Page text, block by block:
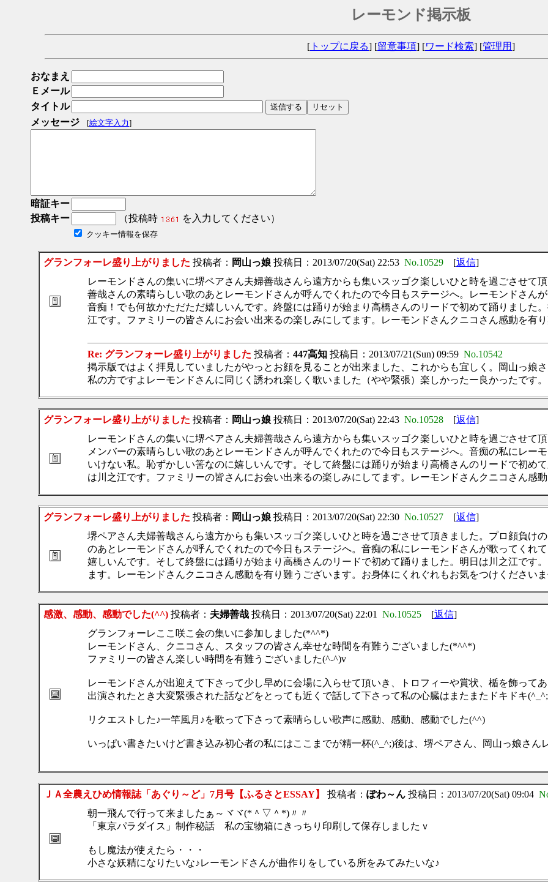
レーモンド掲示板
[ トップに戻る] [留意事項] [ワード検索] [管理用]
おなまえ
Ｅメール
タイトル
メッセージ
[絵文字入力]
暗証キー
投稿キー
（投稿時 を入力してください）
クッキー情報を保存
グランフォーレ盛り上がりました 投稿者： 岡山っ娘投稿日：2013/07/20(Sat) 22:53 No.10529[返信]
レーモンドさんの集いに堺ペアさん夫婦善哉さんら遠方からも集いスッゴク楽しいひと時を過ごさせて
善哉さんの素晴らしい歌のあとレーモンドさんが呼んでくれたので今日もステージへ。レーモンドさん
音痴！でも何故かただただ嬉しいんです。終盤には踊りが始まり高橋さんのリードで初めて踊りました
江です。ファミリーの皆さんにお会い出来るの楽しみにしてます。レーモンドさんクニコさん感動を有
Re: グランフォーレ盛り上がりました 投稿者： 447高知投稿日：2013/07/21(Sun) 09:59 No.10542
掲示版ではよく拝見していましたがやっとお顔を見ることが出来ました、これからも宜しく。岡山っ娘
私の方ですよレーモンドさんに同じく誘われ楽しく歌いました（やや緊張）楽しかったー良かったです。
グランフォーレ盛り上がりました 投稿者： 岡山っ娘投稿日：2013/07/20(Sat) 22:43 No.10528[返信]
レーモンドさんの集いに堺ペアさん夫婦善哉さんら遠方からも集いスッゴク楽しいひと時を過ごさせて
メンバーの素晴らしい歌のあとレーモンドさんが呼んでくれたので今日もステージへ。音痴の私にレー
いけない私。恥ずかしい筈なのに嬉しいんです。そして終盤には踊りが始まり高橋さんのリードで初め
は川之江です。ファミリーの皆さんにお会い出来るの楽しみにしてます。レーモンドさんクニコさん感
グランフォーレ盛り上がりました 投稿者： 岡山っ娘投稿日：2013/07/20(Sat) 22:30 No.10527[返信]
堺ペアさん夫婦善哉さんら遠方からも集いスッゴク楽しいひと時を過ごさせて頂きました。プロ顔負け
のあとレーモンドさんが呼んでくれたので今日もステージへ。音痴の私にレーモンドさんが歌ってくれ
嬉しいんです。そして終盤には踊りが始まり高橋さんのリードで初めて踊りました。明日は川之江です
ます。レーモンドさんクニコさん感動を有り難うございます。お身体にくれぐれもお気をつけください
感激、感動、感動でした(^^)投稿者： 夫婦善哉投稿日：2013/07/20(Sat) 22:01 No.10525[返信]
グランフォーレここ咲こ会の集いに参加しました(*^^*)
レーモンドさん、クニコさん、スタッフの皆さん幸せな時間を有難うございました(*^^*)
ファミリーの皆さん楽しい時間を有難うございました(^-^)v
レーモンドさんが出迎えて下さって少し早めに会場に入らせて頂いき、トロフィーや賞状、楯を飾って
出演されたとき大変緊張された話などをとっても近くで話して下さって私の心臓はまたまたドキドキ
リクエストした♪一竿風月♪を歌って下さって素晴らしい歌声に感動、感動、感動でした(^^)
いっぱい書きたいけど書き込み初心者の私にはここまでが精一杯(^_^;)後は、堺ペアさん、岡山っ娘
ＪＡ全農えひめ情報誌「あぐり～ど」7月号【ふるさとESSAY】 投稿者： ぽわ～ん投稿日：2013/07/20(Sat) 09:04
朝一飛んで行って来ましたぁ～ヾヾ(*＾▽＾*)〃〃
「東京パラダイス」制作秘話 私の宝物箱にきっちり印刷して保存しましたｖ
もし魔法が使えたら・・・
小さな妖精になりたいな♪レーモンドさんが曲作りをしている所をみてみたいな♪